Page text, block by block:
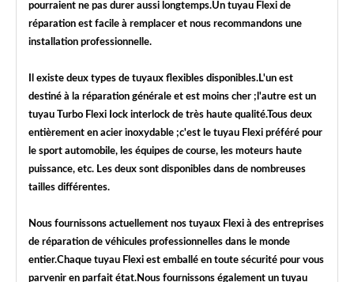
pourraient ne pas durer aussi longtemps.Un tuyau Flexi de
réparation est facile à remplacer et nous recommandons une
installation professionnelle.
Il existe deux types de tuyaux flexibles disponibles.L'un est
destiné à la réparation générale et est moins cher ;l'autre est un
tuyau Turbo Flexi Iock interlock de très haute qualité.Tous deux
entièrement en acier inoxydable ;c'est le tuyau Flexi préféré pour
le sport automobile, les équipes de course, les moteurs haute
puissance, etc. Les deux sont disponibles dans de nombreuses
tailles différentes.
Nous fournissons actuellement nos tuyaux Flexi à des entreprises
de réparation de véhicules professionnelles dans le monde
entier.Chaque tuyau Flexi est emballé en toute sécurité pour vous
parvenir en parfait état.Nous fournissons également un tuyau